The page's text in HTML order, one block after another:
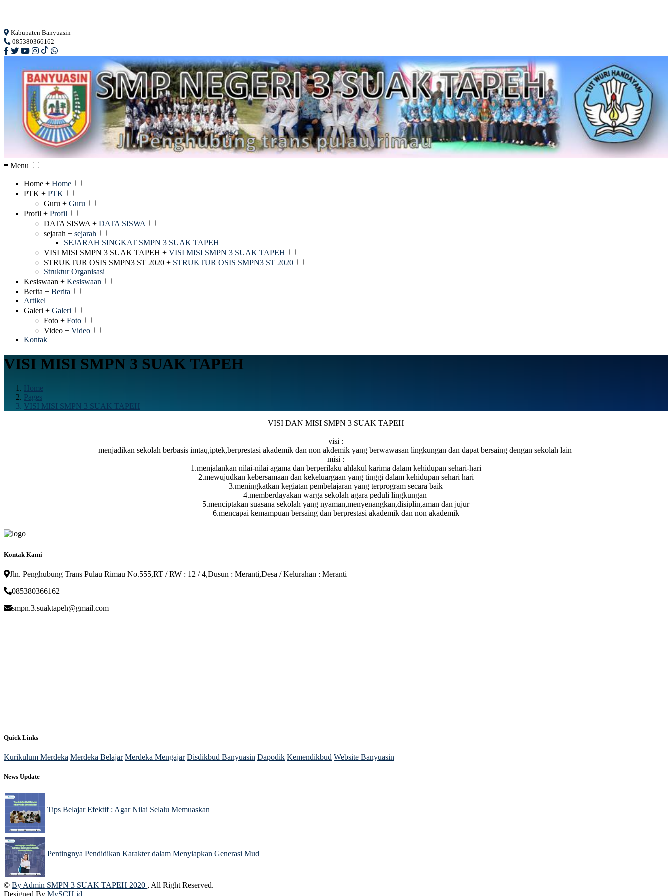
Kabupaten Banyuasin
085380366162
≡ Menu
Home + Home
PTK + PTK
Guru + Guru
Profil + Profil
DATA SISWA + DATA SISWA
sejarah + sejarah
SEJARAH SINGKAT SMPN 3 SUAK TAPEH
VISI MISI SMPN 3 SUAK TAPEH + VISI MISI SMPN 3 SUAK TAPEH
STRUKTUR OSIS SMPN3 ST 2020 + STRUKTUR OSIS SMPN3 ST 2020
Struktur Organisasi
Kesiswaan + Kesiswaan
Berita + Berita
Artikel
Galeri + Galeri
Foto + Foto
Video + Video
Kontak
VISI MISI SMPN 3 SUAK TAPEH
Home
Pages
VISI MISI SMPN 3 SUAK TAPEH
VISI DAN MISI SMPN 3 SUAK TAPEH
visi :
menjadikan sekolah berbasis imtaq,iptek,berprestasi akademik dan non akdemik yang berwawasan lingkungan dan dapat bersaing dengan sekolah lain
misi :
1.menjalankan nilai-nilai agama dan berperilaku ahlakul karima dalam kehidupan sehari-hari
2.mewujudkan kebersamaan dan kekeluargaan yang tinggi dalam kehidupan sehari hari
3.meningkatkan kegiatan pembelajaran yang terprogram secara baik
4.memberdayakan warga sekolah agara peduli lingkungan
5.menciptakan suasana sekolah yang nyaman,menyenangkan,disiplin,aman dan jujur
6.mencapai kemampuan bersaing dan berprestasi akademik dan non akademik
Kontak Kami
Jln. Penghubung Trans Pulau Rimau No.555,RT / RW : 12 / 4,Dusun : Meranti,Desa / Kelurahan : Meranti
085380366162
smpn.3.suaktapeh@gmail.com
Quick Links
Kurikulum Merdeka Merdeka Belajar Merdeka Mengajar Disdikbud Banyuasin Dapodik Kemendikbud Website Banyuasin
News Update
Tips Belajar Efektif : Agar Nilai Selalu Memuaskan
Pentingnya Pendidikan Karakter dalam Menyiapkan Generasi Mud
© By Admin SMPN 3 SUAK TAPEH 2020 , All Right Reserved.